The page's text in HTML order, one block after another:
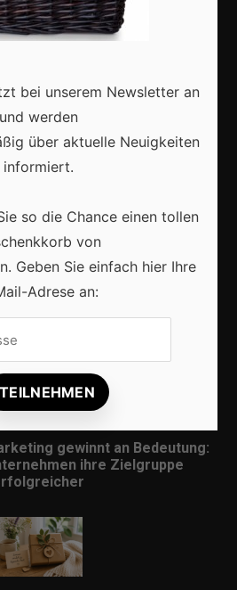
gewinnt an Bedeutung:
ihre Zielgruppe
bei unserem Newsletter an
und werden
über aktuelle Neuigkeiten
informiert.
so die Chance einen tollen
von
Geben Sie einfach hier Ihre
Adrese an: